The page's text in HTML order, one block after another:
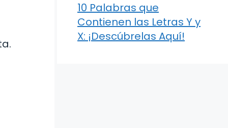
10 Palabras que
Contienen las Letras Y y
X: ¡Descúbrelas Aquí!